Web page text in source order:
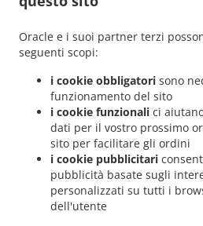
Oracle e i suoi partner terzi
seguenti scopi:
i cookie obbligatori sono
funzionamento del sito
i cookie funzionali ci
dati per il vostro prossimo
sito per facilitare gli ordini
i cookie pubblicitari
pubblicità basate sugli
personalizzati su tutti i
dell'utente
Helmdange
.
cibo Lorentzweiler Hunsdorf
Sicilian
Sicilian Consegna del cibo Lorentzweiler
. Sicilian Consegna del cibo
Kehlen Bridel
Sicilian Consegna del cibo Kehlen
cibo Kehlen . Sicilian Consegna del cibo Contern
Sicilian Consegna del cibo Findel Hamm .
Consegna del cibo Roeser Kockelscheuer
.
Sicilian Consegna del cibo Roeser
Roeser Bivange . Sicilian Consegna del cibo